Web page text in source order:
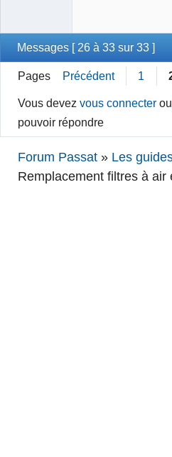
Messages [ 26 à 33 sur 33 ]
Pages Précédent 1
Vous devezvous connecter
pouvoir répondre
Forum Passat » Les
Remplacement filtres à air